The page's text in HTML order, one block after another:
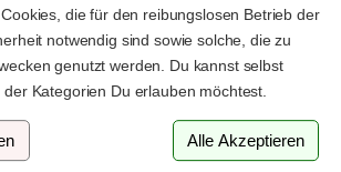
die für den reibungslosen Betrieb der
notwendig sind sowie solche, die zu
genutzt werden. Du kannst selbst
Kategorien Du erlauben möchtest.
Alle Akzeptieren